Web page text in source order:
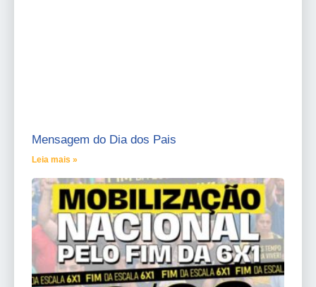
Mensagem do Dia dos Pais
Leia mais »